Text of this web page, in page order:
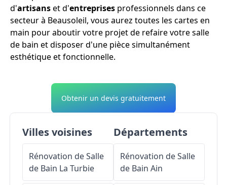
d'artisanset d'entreprises professionnels dans ce
secteur à Beausoleil, vous aurez toutes les cartes en
main pour aboutir votre projet de refaire votre salle
de bain et disposer d'une pièce simultanément
esthétique et fonctionnelle.
Obtenir un devis gratuitement
Villes voisines
Rénovation de Salle
de Bain La Turbie
Départements
Rénovation de Salle
de Bain Ain